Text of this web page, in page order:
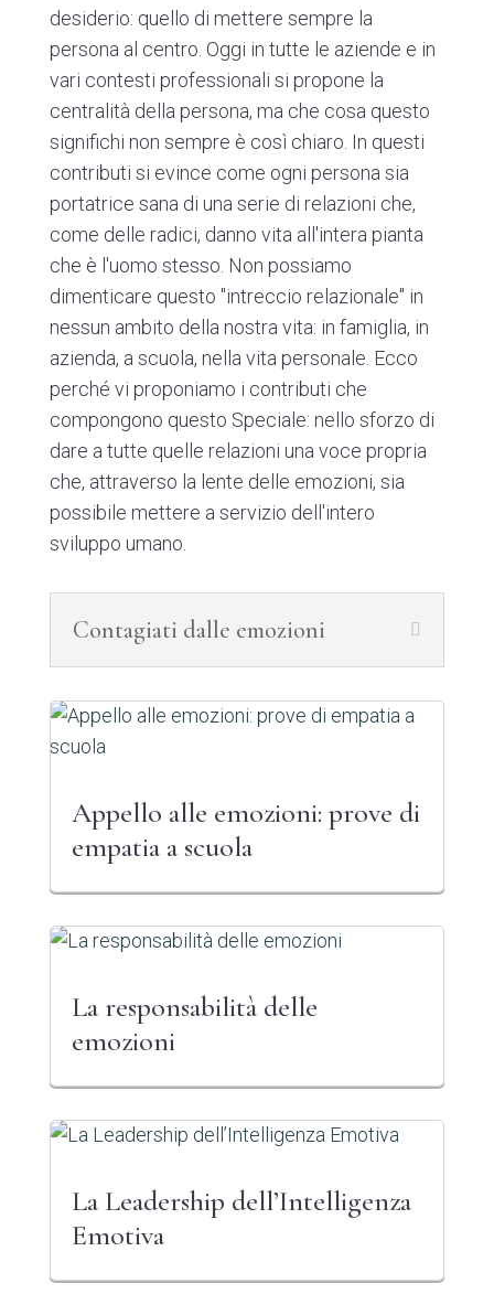
desiderio: quello di mettere sempre la
persona al centro. Oggi in tutte le aziende e in
vari contesti professionali si propone la
centralità della persona, ma che cosa questo
significhi non sempre è così chiaro. In questi
contributi si evince come ogni persona sia
portatrice sana di una serie di relazioni che,
come delle radici, danno vita all'intera pianta
che è l'uomo stesso. Non possiamo
dimenticare questo "intreccio relazionale" in
nessun ambito della nostra vita: in famiglia, in
azienda, a scuola, nella vita personale. Ecco
perché vi proponiamo i contributi che
compongono questo Speciale: nello sforzo di
dare a tutte quelle relazioni una voce propria
che, attraverso la lente delle emozioni, sia
possibile mettere a servizio dell'intero
sviluppo umano.
Contagiati dalle emozioni
Appello alle emozioni: prove di
empatia a scuola
La responsabilità delle
emozioni
La Leadership dell’Intelligenza
Emotiva